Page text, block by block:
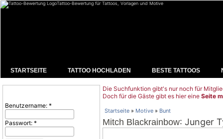
Tattoo-Bewertung für Tattoos, Vorlagen und Motive
STARTSEITE TATTOO HOCHLADEN BESTE TATTOOS
Benutzername: *
Passwort: *
Die Suchfunktion gibt's nur noch für
Doch für die Gäste gibt es hier eine Seite
Startseite » Motive » Bunt
Mitch Blackrainbow: Junger